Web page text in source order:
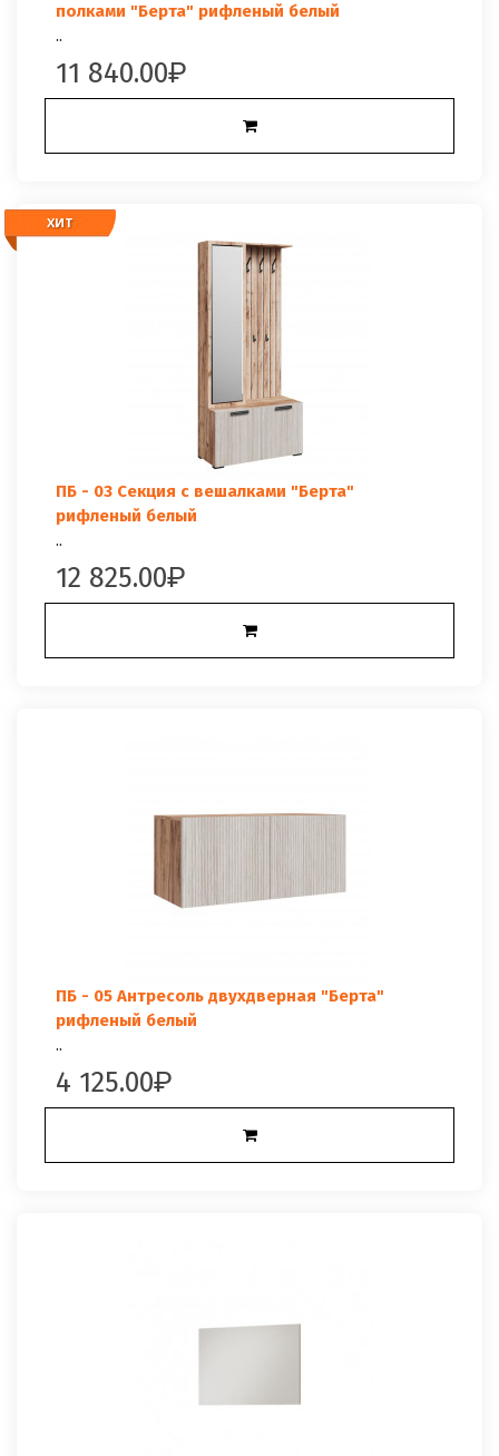
полками "Берта" рифленый белый
..
11 840.00
ПБ - 03 Секция с вешалками "Берта"
рифленый белый
..
ХИТ
ХИТ
12 825.00
ПБ - 05 Антресоль двухдверная "Берта"
рифленый белый
..
4 125.00